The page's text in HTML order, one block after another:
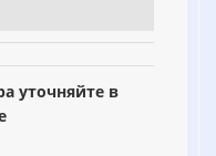
уточняйте в